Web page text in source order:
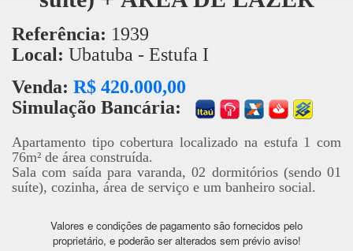
Referência: 1939
Local: Ubatuba - Estufa I
Venda: R$ 420.000,00
Simulação Bancária:
Apartamento tipo cobertura localizado na estufa 1 com
76m² de área construída.
Sala com saída para varanda, 02 dormitórios (sendo 01
suíte), cozinha, área de serviço e um banheiro social.
Valores e condições de pagamento são fornecidos pelo
proprietário, e poderão ser alterados sem prévio aviso!